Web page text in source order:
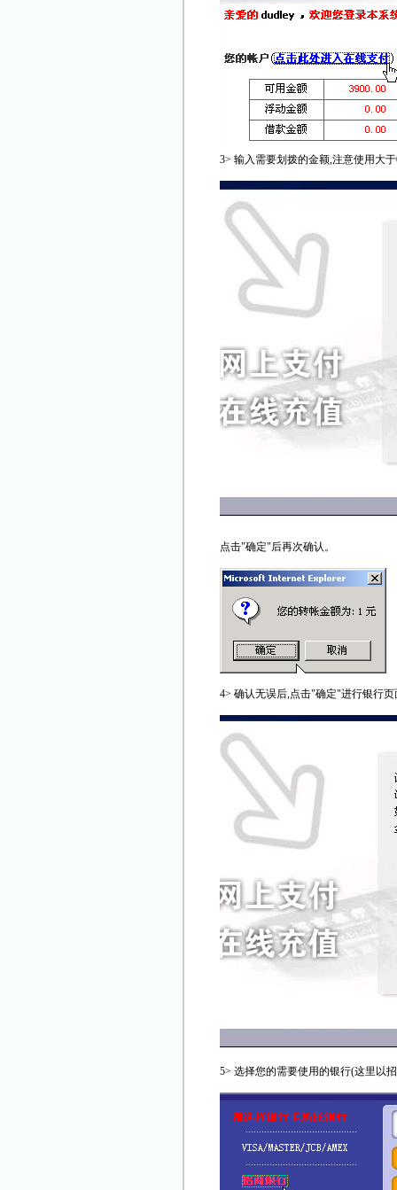
3> 输入需要划拨的金额,注意使用大
点击"确定"后再次确认。
4> 确认无误后,点击"确定"进行银行页
5> 选择您的需要使用的银行(这里以